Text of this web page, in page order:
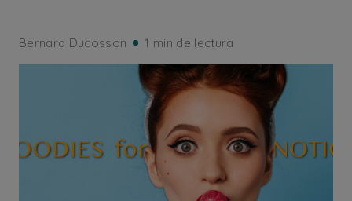
Bernard Ducosson 1 min de lectura